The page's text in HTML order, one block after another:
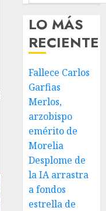
LO MÁS
RECIENTE
Fallece Carlos
Garfias
Merlos,
arzobispo
emérito de
Morelia
Desplome de
la IA arrastra
a fondos
estrella de